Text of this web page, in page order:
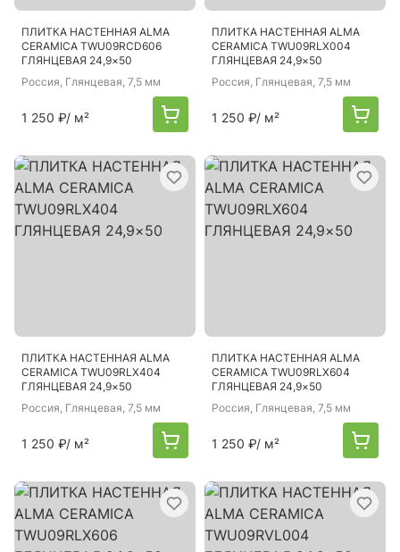
ПЛИТКА НАСТЕННАЯ ALMA
CERAMICA TWU09RCD606
ГЛЯНЦЕВАЯ 24,9×50
Россия, Глянцевая, 7,5 мм
1 250 ₽/ м²
ПЛИТКА НАСТЕННАЯ ALMA
CERAMICA TWU09RLX004
ГЛЯНЦЕВАЯ 24,9×50
Россия, Глянцевая, 7,5 мм
1 250 ₽/ м²
ПЛИТКА НАСТЕННАЯ ALMA
CERAMICA TWU09RLX404
ГЛЯНЦЕВАЯ 24,9×50
Россия, Глянцевая, 7,5 мм
1 250 ₽/ м²
ПЛИТКА НАСТЕННАЯ ALMA
CERAMICA TWU09RLX604
ГЛЯНЦЕВАЯ 24,9×50
Россия, Глянцевая, 7,5 мм
1 250 ₽/ м²